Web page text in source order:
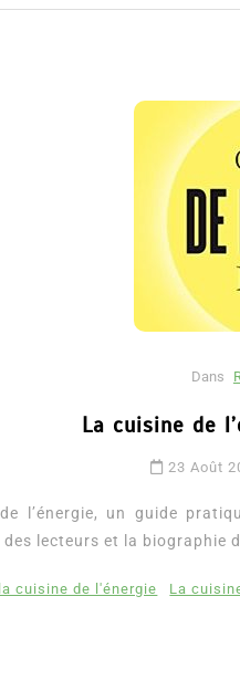
Dans
La cuisine de
23 Août
l’énergie, un guide
lecteurs et la biographie
la cuisine de l'énergie La
Romance
Romances – l’actualité :
6 Juil 2026 0 3 052
littérature sentimentale romance